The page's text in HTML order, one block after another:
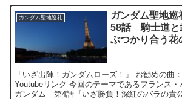
ガンダム聖地巡礼
ガンダム聖地
58話 騎士道と
ぶつかり合う花
「いざ出陣！ガンダムローズ！」 お勧めの曲：誇りをかけて
Youtubeリンク 今回のテーマであるフランス・パリは、機動武闘伝G
ガンダム 第4話『いざ勝負！深紅のバラの貴